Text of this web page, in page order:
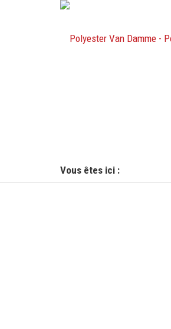
Vous êtes ici :